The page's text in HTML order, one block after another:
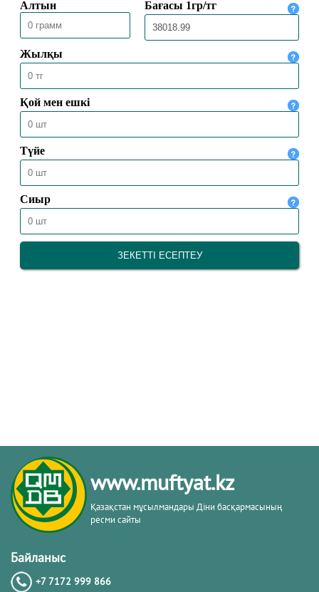
31.07.2026
www.muftyat.kz
Қазақстан мұсылмандары Діни басқармасының
ресми сайты
Байланыс
+7 7172 999 866